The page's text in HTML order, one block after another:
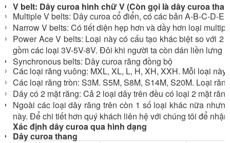
V belt: Dây curoa hình chữ V (Còn gọi là dây curoa
Multiple V belts: Dây curoa cổ điển, có các bản A-B-C-D-E
Narrow V belts: Có tiết diện hẹp hơn và dầy hơn loại
Power Ace V belts: Loại này có cấu tạo khác biệt so với
gồm các loại 3V-5V-8V. Đôi khi người ta còn dán liền lưng
Synchronous belts: Dây curoa răng đồng bộ
Các loại răng vuông: MXL, XL, L, H, XH, XXH. Mỗi loại
Các loại răng tròn: S3M. S5M, S8M, S14M, S20M. Loại
Dây có 2 mặt răng: Cả 2 loại dây trên đều có loại 2 mặt
Ngoài các loại dây răng trên còn 1 số loại khác nữa
này. Để chi tiết hơn quý khách liên hệ với chúng tôi để
Xác định dây curoa qua hình dạng
Dây curoa thang